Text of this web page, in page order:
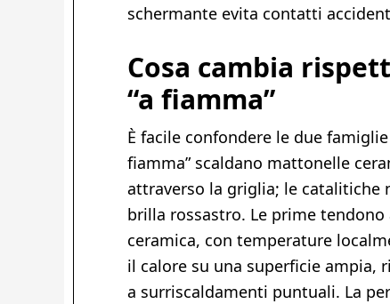
schermante evita contatti
Cosa cambia
“a fiamma”
È facile confondere le due
fiamma” scaldano mattonelle
attraverso la griglia; le catalitiche
brilla rossastro. Le prime tendono
ceramica, con temperature
il calore su una superficie ampia,
a surriscaldamenti puntuali. La